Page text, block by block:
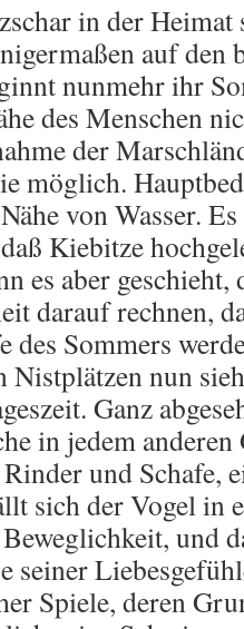
in der Heimat
auf den
nunmehr ihr
des Menschen
der
möglich.
von Wasser.
Kiebitze
es aber
darauf rechnen,
des Sommers
Nistplätzen nun
Ganz
in jedem
und Schafe,
sich der Vogel in
und
seiner
Spiele, deren